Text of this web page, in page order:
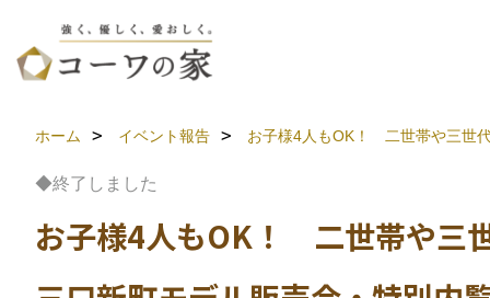
ホーム イベント報告 お子様4人もOK！ 二世帯や三世
◆終了しました
お子様4人もOK！ 二世帯や三